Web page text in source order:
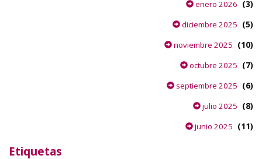
enero 2026 (3)
diciembre 2025 (5)
noviembre 2025 (10)
octubre 2025 (7)
septiembre 2025 (6)
julio 2025 (8)
junio 2025 (11)
Etiquetas